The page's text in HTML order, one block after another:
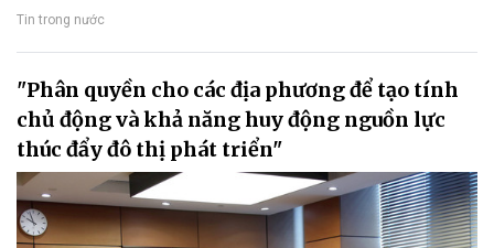
Tin trong nước
"Phân quyền cho các địa phương để tạo tính
chủ động và khả năng huy động nguồn lực
thúc đẩy đô thị phát triển"